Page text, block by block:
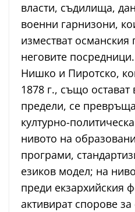
власти, съдилища,
военни гарнизони,
изместват
неговите
Нишко и Пиротско,
1878 г., също остават
предели, се
културно-
нивото на
програми,
езиков модел; на
преди екзархийския
активират спорове